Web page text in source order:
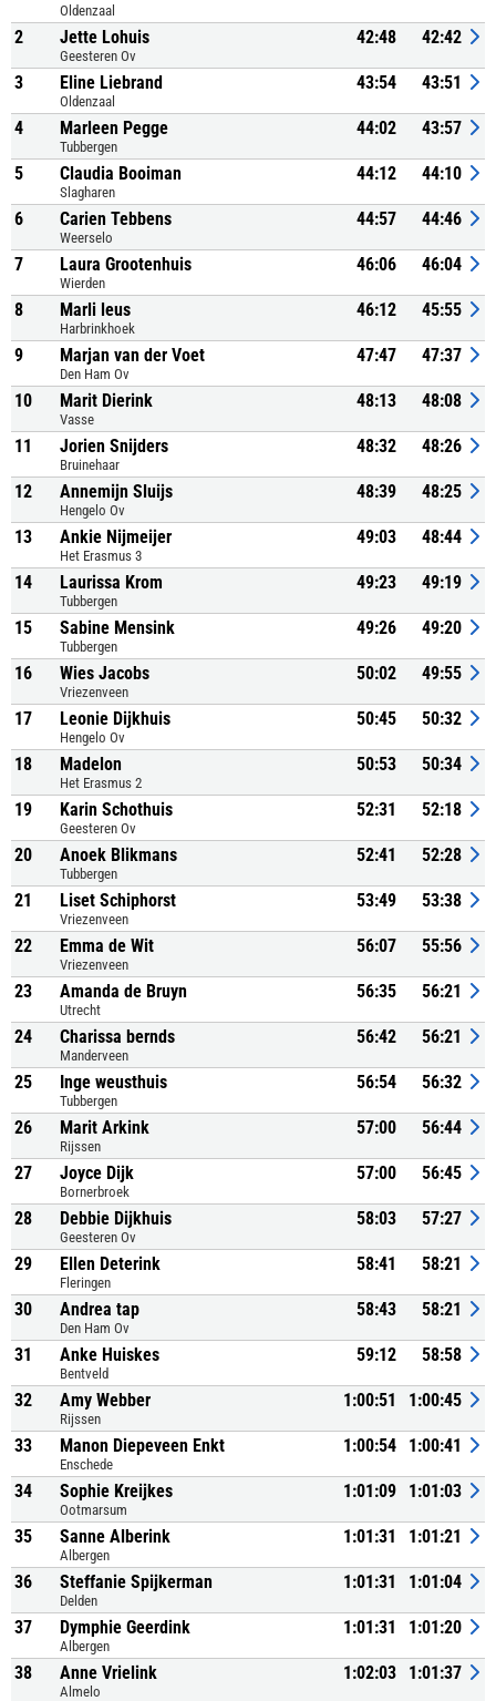
Oldenzaal
2 Jette Lohuis
Geesteren Ov
42:48 42:42
3 Eline Liebrand
Oldenzaal
43:54 43:51
4 Marleen Pegge
Tubbergen
44:02 43:57
5 Claudia Booiman
Slagharen
44:12 44:10
6 Carien Tebbens
Weerselo
44:57 44:46
7 Laura Grootenhuis
Wierden
46:06 46:04
8 Marli leus
Harbrinkhoek
46:12 45:55
9 Marjan van der Voet
Den Ham Ov
47:47 47:37
10 Marit Dierink
Vasse
48:13 48:08
11 Jorien Snijders
Bruinehaar
48:32 48:26
12 Annemijn Sluijs
Hengelo Ov
48:39 48:25
13 Ankie Nijmeijer
Het Erasmus 3
49:03 48:44
14 Laurissa Krom
Tubbergen
49:23 49:19
15 Sabine Mensink
Tubbergen
49:26 49:20
16 Wies Jacobs
Vriezenveen
50:02 49:55
17 Leonie Dijkhuis
Hengelo Ov
50:45 50:32
18 Madelon
Het Erasmus 2
50:53 50:34
19 Karin Schothuis
Geesteren Ov
52:31 52:18
20 Anoek Blikmans
Tubbergen
52:41 52:28
21 Liset Schiphorst
Vriezenveen
53:49 53:38
22 Emma de Wit
Vriezenveen
56:07 55:56
23 Amanda de Bruyn
Utrecht
56:35 56:21
24 Charissa bernds
Manderveen
56:42 56:21
25 Inge weusthuis
Tubbergen
56:54 56:32
26 Marit Arkink
Rijssen
57:00 56:44
27 Joyce Dijk
Bornerbroek
57:00 56:45
28 Debbie Dijkhuis
Geesteren Ov
58:03 57:27
29 Ellen Deterink
Fleringen
58:41 58:21
30 Andrea tap
Den Ham Ov
58:43 58:21
31 Anke Huiskes
Bentveld
59:12 58:58
32 Amy Webber
Rijssen
1:00:51 1:00:45
33 Manon Diepeveen Enkt
Enschede
1:00:54 1:00:41
34 Sophie Kreijkes
Ootmarsum
1:01:09 1:01:03
35 Sanne Alberink
Albergen
1:01:31 1:01:21
36 Steffanie Spijkerman
Delden
1:01:31 1:01:04
37 Dymphie Geerdink
Albergen
1:01:31 1:01:20
38 Anne Vrielink
Almelo
1:02:03 1:01:37